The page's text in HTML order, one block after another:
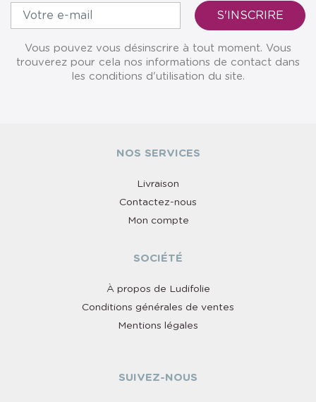
Vous pouvez vous désinscrire à tout moment. Vous
trouverez pour cela nos informations de contact dans
les conditions d'utilisation du site.
NOS SERVICES
Livraison
Contactez-nous
Mon compte
SOCIÉTÉ
À propos de Ludifolie
Conditions générales de ventes
Mentions légales
SUIVEZ-NOUS